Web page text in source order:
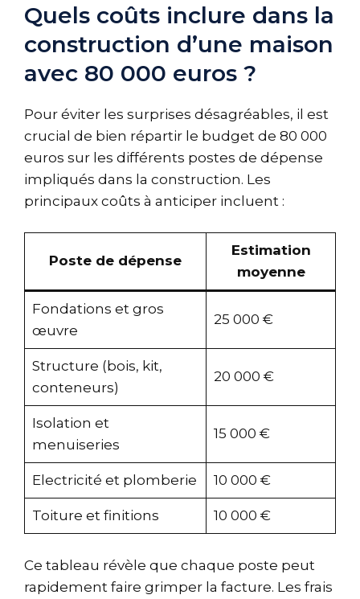
Quels coûts inclure dans la
construction d’une maison
avec 80 000 euros ?
Pour éviter les surprises désagréables, il est
crucial de bien répartir le budget de 80 000
euros sur les différents postes de dépense
impliqués dans la construction. Les
principaux coûts à anticiper incluent :
Poste de dépense
Estimation
moyenne
Fondations et gros
œuvre
25 000 €
Structure (bois, kit,
conteneurs)
20 000 €
Isolation et
menuiseries
15 000 €
Electricité et plomberie 10 000 €
Toiture et finitions 10 000 €
Ce tableau révèle que chaque poste peut
rapidement faire grimper la facture. Les frais